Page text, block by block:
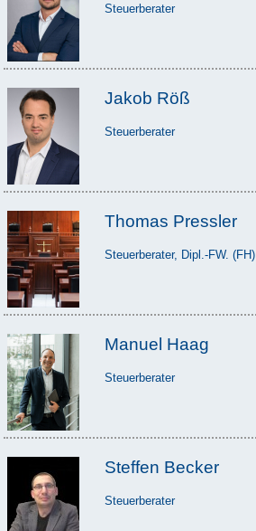
Steuerberater
Jakob Röß
Steuerberater
Thomas Pressler
Steuerberater, Dipl.-FW. (FH)
Manuel Haag
Steuerberater
Steffen Becker
Steuerberater